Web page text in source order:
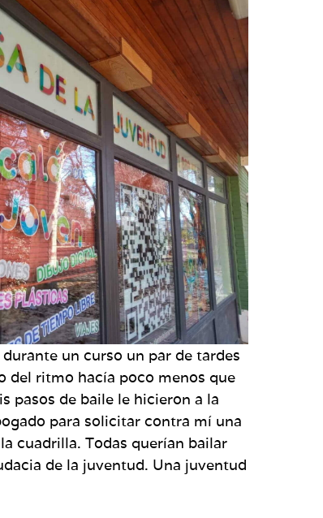
un curso un par de tardes
del ritmo hacía poco menos que
pasos de baile le hicieron a la
para solicitar contra mí una
cuadrilla. Todas querían bailar
de la juventud. Una juventud